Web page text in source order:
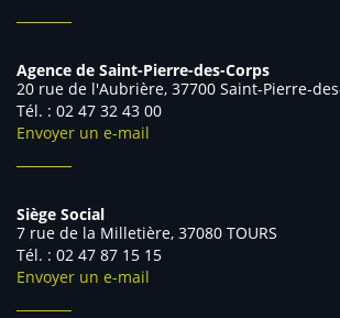
Agence de Saint-Pierre-des-Corps
20 rue de l'Aubrière, 37700 Saint-Pierre-
Tél. : 02 47 32 43 00
Envoyer un e-mail
Siège Social
7 rue de la Milletière, 37080 TOURS
Tél. : 02 47 87 15 15
Envoyer un e-mail